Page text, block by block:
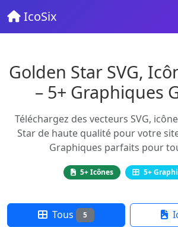
IcoSix
Golden Star SVG,
– 5+ Graphiques
Téléchargez des vecteurs SVG,
Star de haute qualité pour votre
Graphiques parfaits pour
5+ Icônes 5+
Tous 5